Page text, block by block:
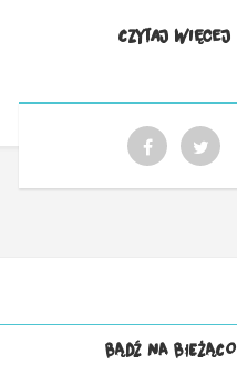
Czytaj więcej
BĄDŹ NA BIEŻĄCO